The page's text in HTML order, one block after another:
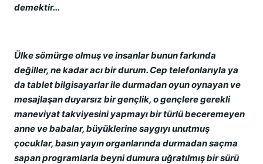
demektir...
Ülke sömürge olmuş ve insanlar bunun farkında
değiller, ne kadar acı bir durum. Cep telefonlarıyla ya
da tablet bilgisayarlar ile durmadan oyun oynayan ve
mesajlaşan duyarsız bir gençlik, o gençlere gerekli
maneviyat takviyesini yapmayı bir türlü beceremeyen
anne ve babalar, büyüklerine saygıyı unutmuş
çocuklar, basın yayın organlarında durmadan saçma
sapan programlarla beyni dumura uğratılmış bir sürü